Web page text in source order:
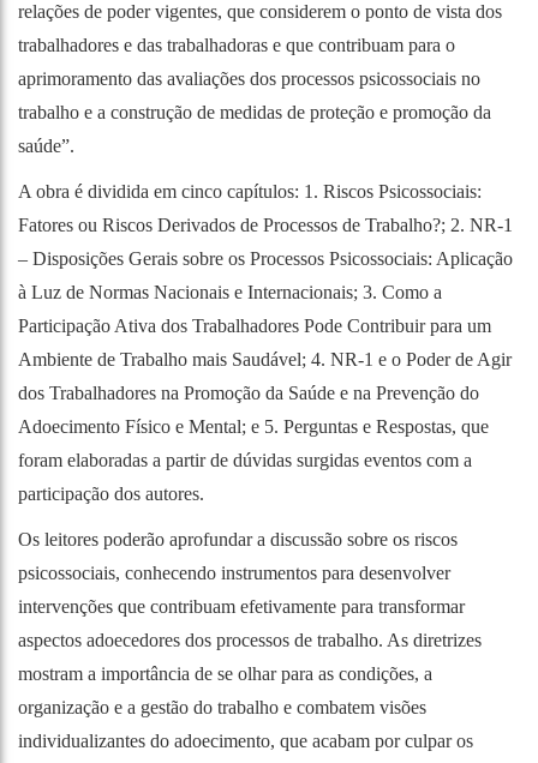
relações de poder vigentes, que considerem o ponto de vista dos
trabalhadores e das trabalhadoras e que contribuam para o
aprimoramento das avaliações dos processos psicossociais no
trabalho e a construção de medidas de proteção e promoção da
saúde”.
A obra é dividida em cinco capítulos: 1. Riscos Psicossociais:
Fatores ou Riscos Derivados de Processos de Trabalho?; 2. NR-1
– Disposições Gerais sobre os Processos Psicossociais: Aplicação
à Luz de Normas Nacionais e Internacionais; 3. Como a
Participação Ativa dos Trabalhadores Pode Contribuir para um
Ambiente de Trabalho mais Saudável; 4. NR-1 e o Poder de Agir
dos Trabalhadores na Promoção da Saúde e na Prevenção do
Adoecimento Físico e Mental; e 5. Perguntas e Respostas, que
foram elaboradas a partir de dúvidas surgidas eventos com a
participação dos autores.
Os leitores poderão aprofundar a discussão sobre os riscos
psicossociais, conhecendo instrumentos para desenvolver
intervenções que contribuam efetivamente para transformar
aspectos adoecedores dos processos de trabalho. As diretrizes
mostram a importância de se olhar para as condições, a
organização e a gestão do trabalho e combatem visões
individualizantes do adoecimento, que acabam por culpar os